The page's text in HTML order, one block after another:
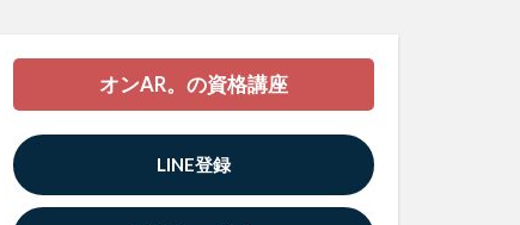
オンAR。の資格講座
LINE登録